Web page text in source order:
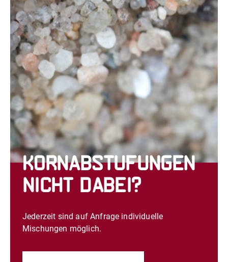
Kornabstufungen
nicht dabei?
Jederzeit sind auf Anfrage individuelle
Mischungen möglich.